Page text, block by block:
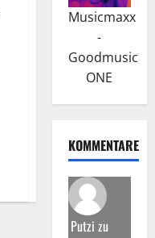
Musicmaxx
-
Goodmusic
ONE
KOMMENTARE
Putzi zu